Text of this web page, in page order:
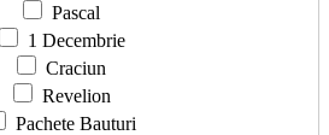
Pascal
1 Decembrie
Craciun
Revelion
Pachete Bauturi